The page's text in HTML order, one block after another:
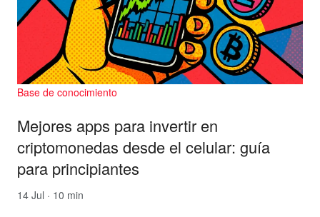
Base de conocimiento
Mejores apps para invertir en
criptomonedas desde el celular: guía
para principiantes
14 Jul · 10 min